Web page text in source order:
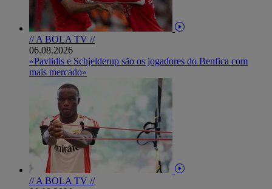
// A BOLA TV //
06.08.2026
«Pavlidis e Schjelderup são os jogadores do Benfica com
mais mercado»
// A BOLA TV //